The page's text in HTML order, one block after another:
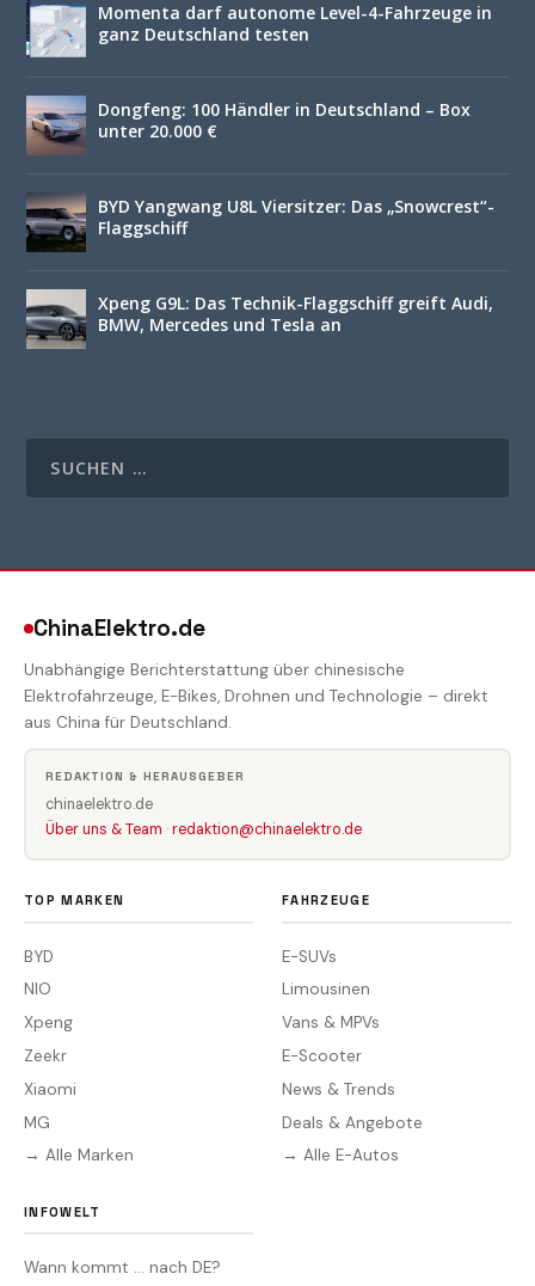
Momenta darf autonome Level-4-Fahrzeuge in
ganz Deutschland testen
Dongfeng: 100 Händler in Deutschland – Box
unter 20.000 €
BYD Yangwang U8L Viersitzer: Das „Snowcrest“-
Flaggschiff
Xpeng G9L: Das Technik-Flaggschiff greift Audi,
BMW, Mercedes und Tesla an
ChinaElektro.de
Unabhängige Berichterstattung über chinesische
Elektrofahrzeuge, E-Bikes, Drohnen und Technologie – direkt
aus China für Deutschland.
REDAKTION & HERAUSGEBER
chinaelektro.de
Über uns & Team ·redaktion@chinaelektro.de
TOP MARKEN
BYD
NIO
Xpeng
Zeekr
Xiaomi
MG
→ Alle Marken
FAHRZEUGE
E-SUVs
Limousinen
Vans & MPVs
E-Scooter
News & Trends
Deals & Angebote
→ Alle E-Autos
INFOWELT
Wann kommt … nach DE?